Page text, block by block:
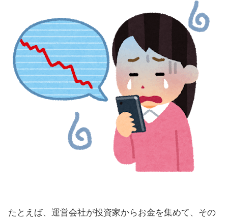
たとえば、運営会社が投資家からお金を集めて、その